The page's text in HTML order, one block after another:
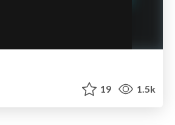
19 1.5k